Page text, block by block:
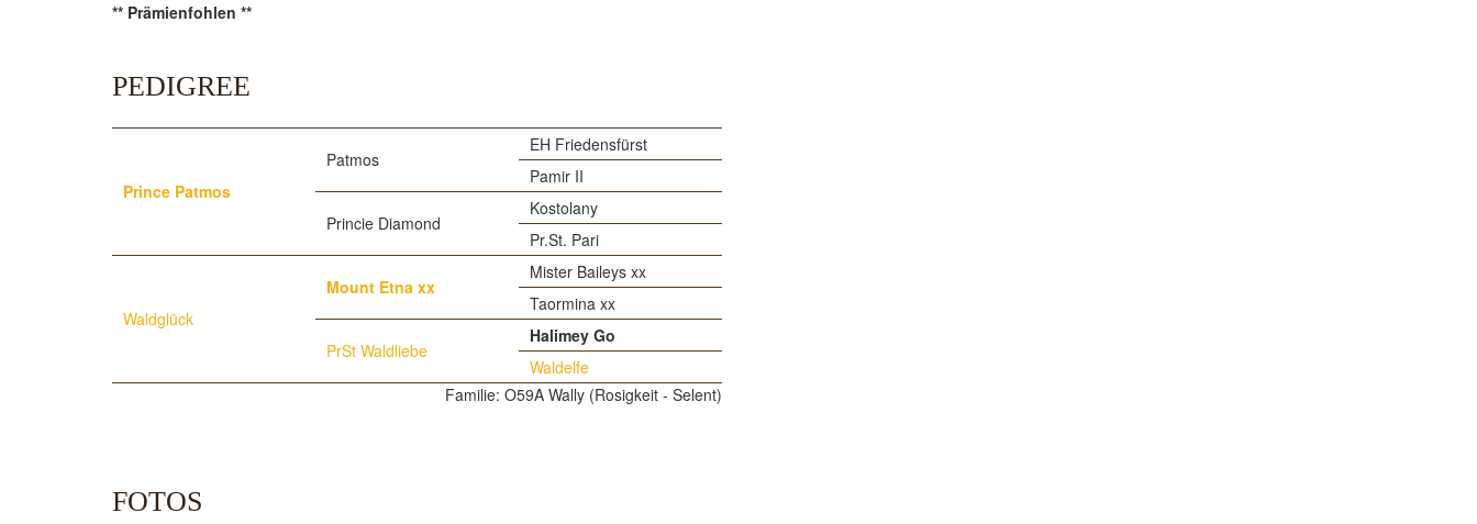
** Prämienfohlen **
PEDIGREE
Prince Patmos
Patmos
EH Friedensfürst
Pamir II
Princie Diamond
Kostolany
Pr.St. Pari
Waldglück
Mount Etna xx
Mister Baileys xx
Taormina xx
PrSt Waldliebe
Halimey Go
Waldelfe
Familie: O59A Wally (Rosigkeit - Selent)
FOTOS